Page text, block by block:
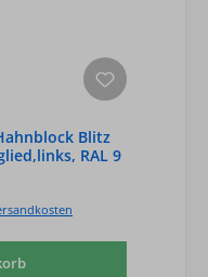
Blitz
RAL 9